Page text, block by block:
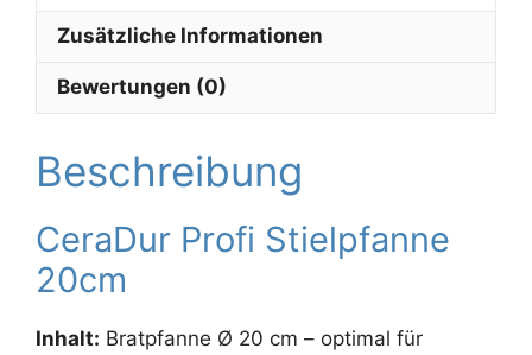
Zusätzliche Informationen
Bewertungen (0)
Beschreibung
CeraDur Profi Stielpfanne
20cm
Inhalt: Bratpfanne Ø 20 cm – optimal für